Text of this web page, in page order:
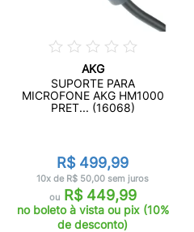
AKG
SUPORTE PARA
MICROFONE AKG HM1000
PRET... (16068)
R$ 499,99
10x de R$ 50,00 sem juros
ouR$ 449,99
no boleto à vista ou pix (10%
de desconto)